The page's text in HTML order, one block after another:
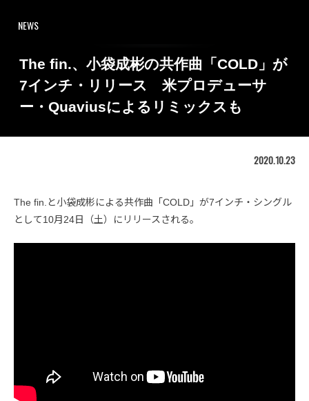
NEWS
The fin.、小袋成彬の共作曲「COLD」が
7インチ・リリース 米プロデューサ
ー・Quaviusによるリミックスも
2020.10.23
The fin.と小袋成彬による共作曲「COLD」が7インチ・シングル
として10月24日（土）にリリースされる。